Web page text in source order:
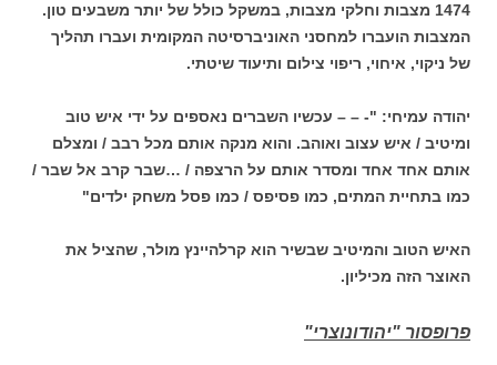
1474 מצבות וחלקי מצבות, במשקל כולל של יותר משבעים טון.
המצבות הועברו למחסני האוניברסיטה המקומית ועברו תהליך
של ניקוי, איחוי, ריפוי צילום ותיעוד שיטתי.
יהודה עמיחי: "- – – עכשיו השברים נאספים על ידי איש טוב
ומיטיב / איש עצוב ואוהב. והוא מנקה אותם מכל רבב / ומצלם
אותם אחד אחד ומסדר אותם על הרצפה / …שבר קרב אל שבר /
כמו בתחיית המתים, כמו פסיפס / כמו פסל משחק ילדים"
האיש הטוב והמיטיב שבשיר הוא קרלהיינץ מולר, שהציל את
האוצר הזה מכיליון.
פרופסור "יהודונוצרי"